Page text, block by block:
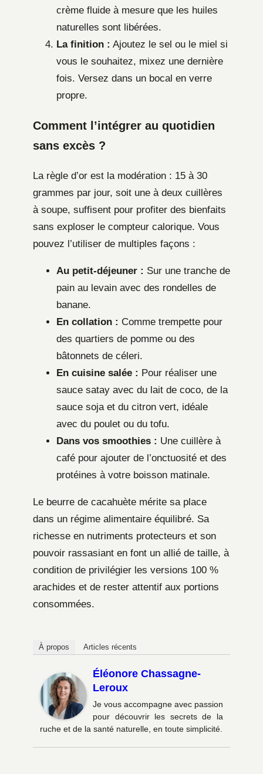
crème fluide à mesure que les huiles
naturelles sont libérées.
La finition : Ajoutez le sel ou le miel si
vous le souhaitez, mixez une dernière
fois. Versez dans un bocal en verre
propre.
Comment l’intégrer au quotidien
sans excès ?
La règle d’or est la modération : 15 à 30
grammes par jour, soit une à deux cuillères
à soupe, suffisent pour profiter des bienfaits
sans exploser le compteur calorique. Vous
pouvez l’utiliser de multiples façons :
Au petit-déjeuner : Sur une tranche de
pain au levain avec des rondelles de
banane.
En collation : Comme trempette pour
des quartiers de pomme ou des
bâtonnets de céleri.
En cuisine salée : Pour réaliser une
sauce satay avec du lait de coco, de la
sauce soja et du citron vert, idéale
avec du poulet ou du tofu.
Dans vos smoothies : Une cuillère à
café pour ajouter de l’onctuosité et des
protéines à votre boisson matinale.
Le beurre de cacahuète mérite sa place
dans un régime alimentaire équilibré. Sa
richesse en nutriments protecteurs et son
pouvoir rassasiant en font un allié de taille, à
condition de privilégier les versions 100 %
arachides et de rester attentif aux portions
consommées.
À propos Articles récents
Éléonore Chassagne-
Leroux
Je vous accompagne avec passion
pour découvrir les secrets de la
ruche et de la santé naturelle, en toute simplicité.